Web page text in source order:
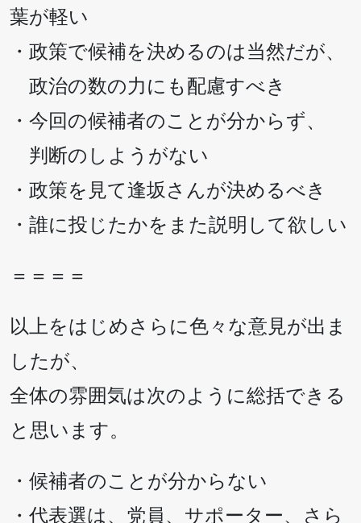
葉が軽い
・政策で候補を決めるのは当然だが、
政治の数の力にも配慮すべき
・今回の候補者のことが分からず、
判断のしようがない
・政策を見て逢坂さんが決めるべき
・誰に投じたかをまた説明して欲しい
＝＝＝＝
以上をはじめさらに色々な意見が出ま
したが、
全体の雰囲気は次のように総括できる
と思います。
・候補者のことが分からない
・代表選は、党員、サポーター、さら